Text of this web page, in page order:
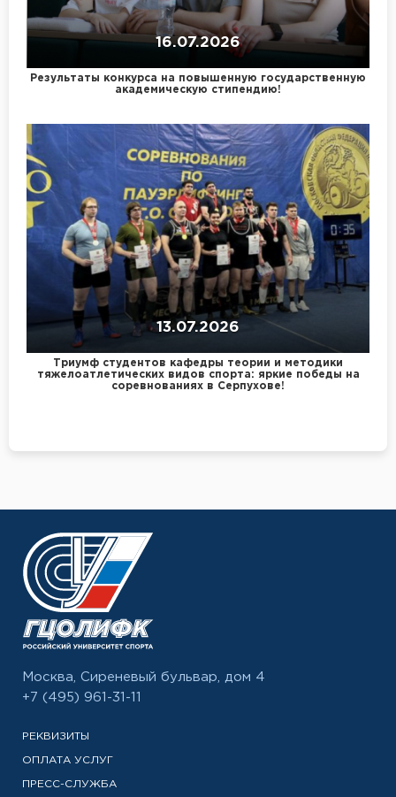
16.07.2026
Результаты конкурса на повышенную государственную
академическую стипендию!
13.07.2026
Триумф студентов кафедры теории и методики
тяжелоатлетических видов спорта: яркие победы на
соревнованиях в Серпухове!
Москва, Сиреневый бульвар, дом 4
+7 (495) 961-31-11
РЕКВИЗИТЫ
ОПЛАТА УСЛУГ
ПРЕСС-СЛУЖБА